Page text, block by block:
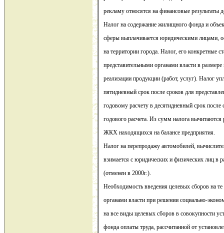
рекламу относятся на финансовые результаты
Налог на содержание жилищного фонда и
сферы выплачивается юридическими лицами,
на территории города. Налог, его конкретные
представительными органами власти в
реализации продукции (работ, услуг). Налог
пятидневный срок после сроков для
годовому расчету в десятидневный срок после
годового расчета. Из сумм налога
ЖКХ находящихся на балансе предприятия.
Налог на перепродажу автомобилей,
взимается с юридических и физических лиц в
(отменен в 2000г.).
Необходимость введения целевых сборов на
органами власти при решении социально-
на все виды целевых сборов в совокупности
фонда оплаты труда, рассчитанной от